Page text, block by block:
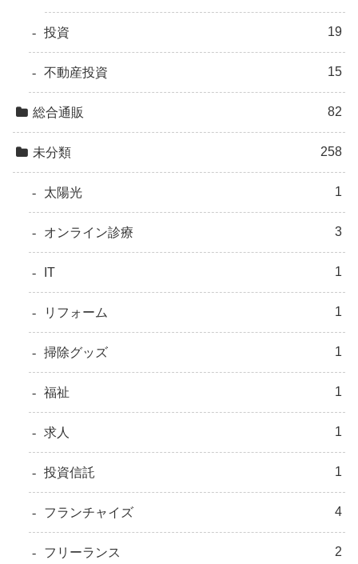
投資 19
不動産投資 15
総合通販 82
未分類 258
太陽光 1
オンライン診療 3
IT 1
リフォーム 1
掃除グッズ 1
福祉 1
求人 1
投資信託 1
フランチャイズ 4
フリーランス 2